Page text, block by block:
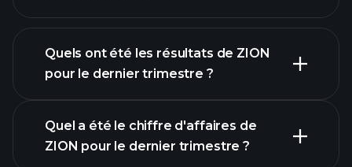
Quels ont été les résultats de ZION
pour le dernier trimestre ?
Quel a été le chiffre d'affaires de
ZION pour le dernier trimestre ?